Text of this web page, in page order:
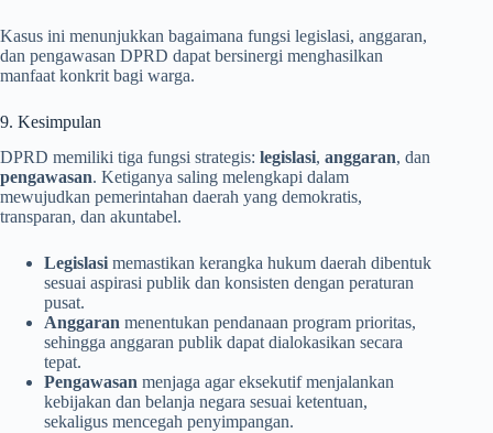
Kasus ini menunjukkan bagaimana fungsi legislasi, anggaran,
dan pengawasan DPRD dapat bersinergi menghasilkan
manfaat konkrit bagi warga.
9. Kesimpulan
DPRD memiliki tiga fungsi strategis: legislasi, anggaran, dan
pengawasan. Ketiganya saling melengkapi dalam
mewujudkan pemerintahan daerah yang demokratis,
transparan, dan akuntabel.
Legislasi memastikan kerangka hukum daerah dibentuk
sesuai aspirasi publik dan konsisten dengan peraturan
pusat.
Anggaran menentukan pendanaan program prioritas,
sehingga anggaran publik dapat dialokasikan secara
tepat.
Pengawasan menjaga agar eksekutif menjalankan
kebijakan dan belanja negara sesuai ketentuan,
sekaligus mencegah penyimpangan.